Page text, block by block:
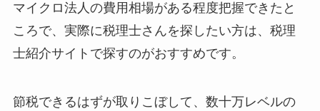
マイクロ法人の費用相場がある程度把握できたと
ころで、実際に税理士さんを探したい方は、税理
士紹介サイトで探すのがおすすめです。
節税できるはずが取りこぼして、数十万レベルの